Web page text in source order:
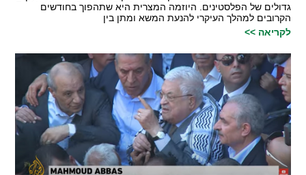
גדולים של הפלסטינים. היוזמה המצרית היא שתהפוך בחודשים
הקרובים למהלך העיקרי להנעת המשא ומתן בין
לקריאה >>